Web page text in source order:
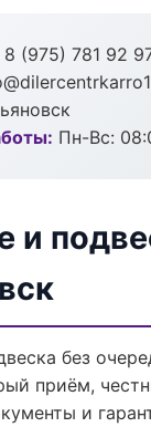
8 (975) 781 92
Пн-Вс:
и
без
приём,
и